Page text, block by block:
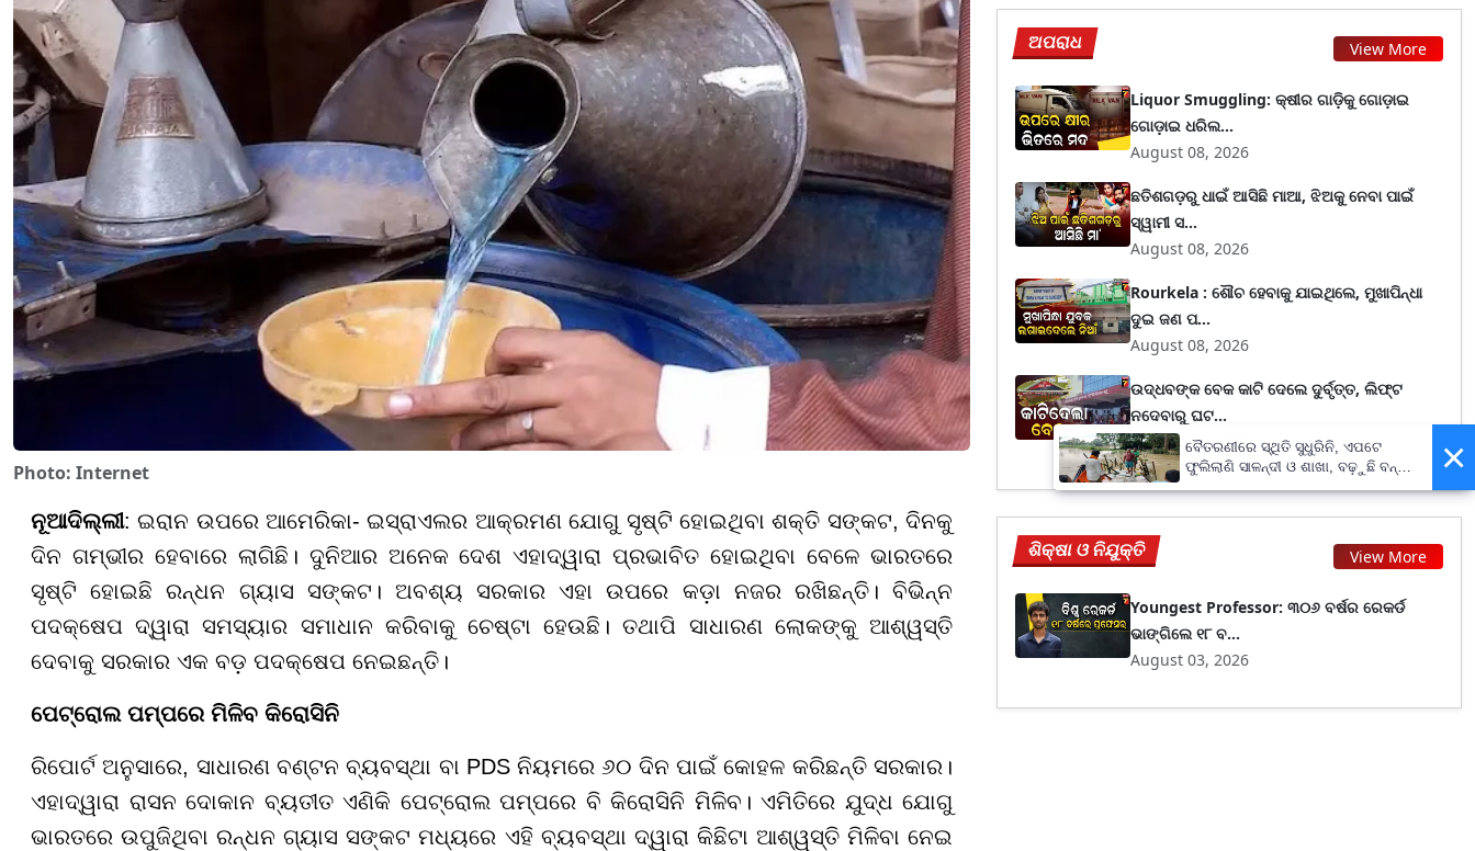
Photo: Internet
ନୂଆଦିଲ୍ଲୀ: ଇରାନ ଉପରେ ଆମେରିକା- ଇସ୍ରାଏଲର ଆକ୍ରମଣ ଯୋଗୁ ସୃଷ୍ଟି ହୋଇଥିବା ଶକ୍ତି ସଙ୍କଟ, ଦିନକୁ
ଦିନ ଗମ୍ଭୀର ହେବାରେ ଲାଗିଛି। ଦୁନିଆର ଅନେକ ଦେଶ ଏହାଦ୍ୱାରା ପ୍ରଭାବିତ ହୋଇଥିବା ବେଳେ ଭାରତରେ
ସୃଷ୍ଟି ହୋଇଛି ରନ୍ଧନ ଗ୍ୟାସ ସଙ୍କଟ। ଅବଶ୍ୟ ସରକାର ଏହା ଉପରେ କଡ଼ା ନଜର ରଖିଛନ୍ତି। ବିଭିନ୍ନ
ପଦକ୍ଷେପ ଦ୍ୱାରା ସମସ୍ୟାର ସମାଧାନ କରିବାକୁ ଚେଷ୍ଟା ହେଉଛି। ତଥାପି ସାଧାରଣ ଲୋକଙ୍କୁ ଆଶ୍ୱସ୍ତି
ଦେବାକୁ ସରକାର ଏକ ବଡ଼ ପଦକ୍ଷେପ ନେଇଛନ୍ତି।
ପେଟ୍ରୋଲ ପମ୍ପରେ ମିଳିବ କିରୋସିନି
ରିପୋର୍ଟ ଅନୁସାରେ, ସାଧାରଣ ବଣ୍ଟନ ବ୍ୟବସ୍ଥା ବା PDS ନିୟମରେ ୬୦ ଦିନ ପାଇଁ କୋହଳ କରିଛନ୍ତି ସରକାର।
ଏହାଦ୍ୱାରା ରାସନ ଦୋକାନ ବ୍ୟତୀତ ଏଣିକି ପେଟ୍ରୋଲ ପମ୍ପରେ ବି କିରୋସିନି ମିଳିବ। ଏମିତିରେ ଯୁଦ୍ଧ ଯୋଗୁ
ଭାରତରେ ଉପୁଜିଥିବା ରନ୍ଧନ ଗ୍ୟାସ ସଙ୍କଟ ମଧ୍ୟରେ ଏହି ବ୍ୟବସ୍ଥା ଦ୍ୱାରା କିଛିଟା ଆଶ୍ୱସ୍ତି ମିଳିବା ନେଇ
ଅପରାଧ View More
Liquor Smuggling: କ୍ଷୀର ଗାଡ଼ିକୁ ଗୋଡ଼ାଇ
ଗୋଡ଼ାଇ ଧରିଲ...
August 08, 2026
ଛତିଶଗଡ଼ରୁ ଧାଇଁ ଆସିଛି ମାଆ, ଝିଅକୁ ନେବା ପାଇଁ
ସ୍ୱାମୀ ସ...
August 08, 2026
Rourkela : ଶୌଚ ହେବାକୁ ଯାଇଥିଲେ, ମୁଖାପିନ୍ଧା
ଦୁଇ ଜଣ ପ...
August 08, 2026
ଉଦ୍ଧବଙ୍କ ବେକ କାଟି ଦେଲେ ଦୁର୍ବୃତ୍ତ, ଲିଫ୍ଟ
ନଦେବାରୁ ଘଟ...
August 08, 2026
ଶିକ୍ଷା ଓ ନିଯୁକ୍ତି View More
Youngest Professor: ୩୦୬ ବର୍ଷର ରେକର୍ଡ
ଭାଙ୍ଗିଲେ ୧୮ ବ...
August 03, 2026
×
ବୈତରଣୀରେ ସ୍ଥିତି ସୁଧୁରିନି, ଏପଟେ
ଫୁଲିଲାଣି ସାଳନ୍ଦୀ ଓ ଶାଖା, ବଢ଼ୁଛି ବନ୍ୟା
ଭୟ